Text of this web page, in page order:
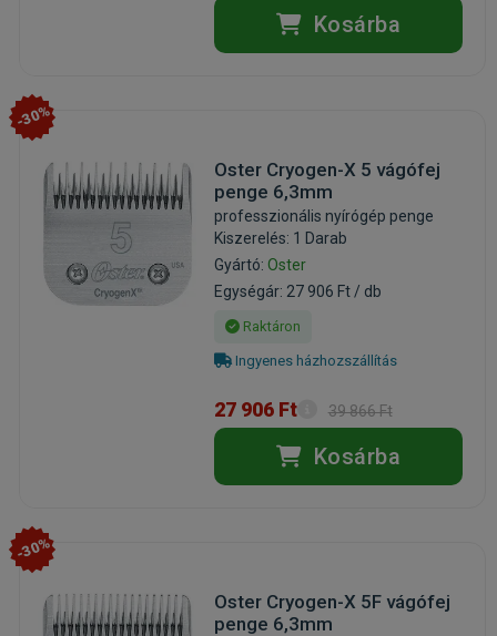
Kosárba
-30%
Oster Cryogen-X 5 vágófej
penge 6,3mm
professzionális nyírógép penge
Kiszerelés: 1 Darab
Gyártó: Oster
Egységár: 27 906 Ft / db
Raktáron
Ingyenes házhozszállítás
27 906 Ft 39 866 Ft
Kosárba
-30%
Oster Cryogen-X 5F vágófej
penge 6,3mm